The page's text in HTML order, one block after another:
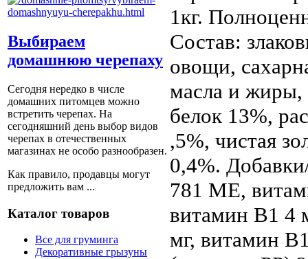
Выбираем
домашнюю черепаху
Сегодня нередко в числе
домашних питомцев можно
встретить черепах. На
сегодняшний день выбор видов
черепах в отечественных
магазинах не особо разнообразен.
Как правило, продавцы могут
предложить вам ...
Каталог товаров
Все для груминга
Декоративные грызуны
1кг.
Состав:
овощи,
масла и жиры,
белок 13%,
,5%, чистая
0,4%.
781 МЕ,
витамин В1 4
мг, витамин